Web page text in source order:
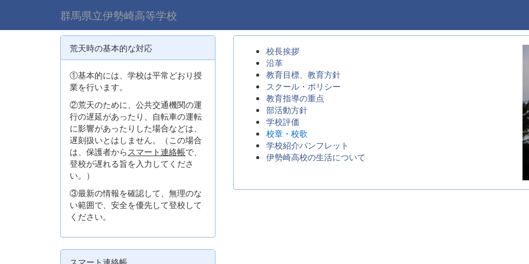
群馬県立伊勢崎高等学校
校長挨拶
沿革
教育目標、教育方針
スクール・ポリシー
教育指導の重点
部活動方針
学校評価
校章・校歌
学校紹介パンフレット
伊勢崎高校の生活について
荒天時の基本的な対応
①基本的には、学校は平常どおり授
業を行います。
②荒天のために、公共交通機関の運
行の遅延があったり、自転車の運転
に影響があったりした場合などは、
遅刻扱いとはしません。（この場合
は、保護者からスマート連絡帳で、
登校が遅れる旨を入力してくださ
い。）
③最新の情報を確認して、無理のな
い範囲で、安全を優先して登校して
ください。
スマート連絡帳